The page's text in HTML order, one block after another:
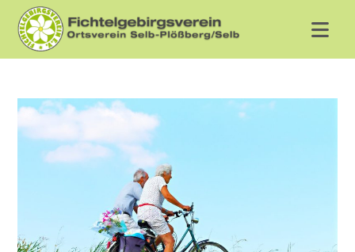
Inhalt
springen